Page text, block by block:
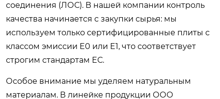
соединения (ЛОС). В нашей компании контроль
качества начинается с закупки сырья: мы
используем только сертифицированные плиты с
классом эмиссии E0 или E1, что соответствует
строгим стандартам ЕС.
Особое внимание мы уделяем натуральным
материалам. В линейке продукции ООО